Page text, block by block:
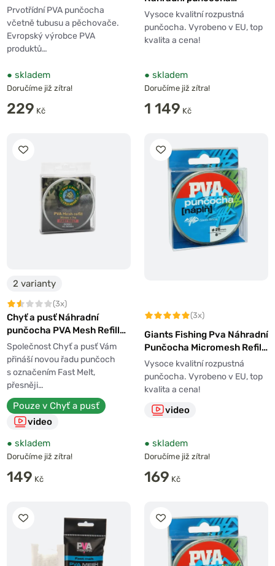
System 7m
Prvotřídní PVA punčocha
včetně tubusu a pěchovače.
Evropský výrobce PVA
produktů…
● skladem
Doručíme již zítra!
229 Kč
Micromesh Refill 35mm
100m (maxi pack)
Vysoce kvalitní rozpustná
punčocha. Vyrobeno v EU, top
kvalita a cena!
● skladem
Doručíme již zítra!
1 149 Kč
2 varianty
(3x)
Chyť a pusť Náhradní
punčocha PVA Mesh Refill
Fast melt 7m
Společnost Chyť a pusť Vám
přináší novou řadu punčoch
s označením Fast Melt,
přesněji…
Pouze v Chyť a pusť
video
● skladem
Doručíme již zítra!
149 Kč
(3x)
Giants Fishing Pva Náhradní
Punčocha Micromesh Refill
25mm 8m
Vysoce kvalitní rozpustná
punčocha. Vyrobeno v EU, top
kvalita a cena!
video
● skladem
Doručíme již zítra!
169 Kč